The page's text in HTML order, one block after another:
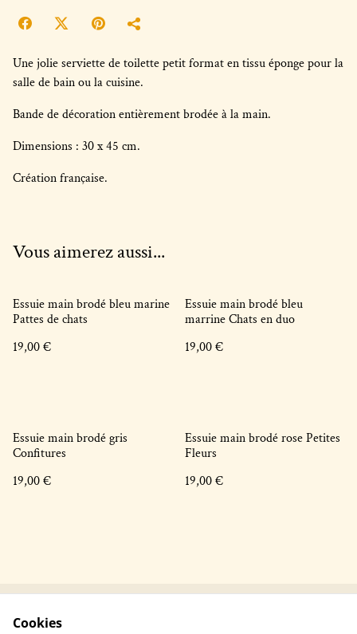
Une jolie serviette de toilette petit format en tissu éponge pour la
salle de bain ou la cuisine.
Bande de décoration entièrement brodée à la main.
Dimensions : 30 x 45 cm.
Création française.
Vous aimerez aussi...
Essuie main brodé bleu marine
Pattes de chats
19,00 €
Essuie main brodé bleu
marrine Chats en duo
19,00 €
Essuie main brodé gris
Confitures
19,00 €
Essuie main brodé rose Petites
Fleurs
19,00 €
Cookies